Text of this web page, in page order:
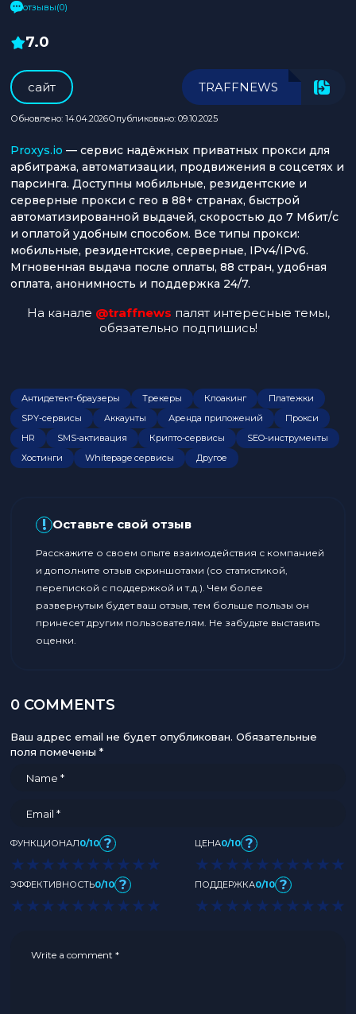
отзывы(0)
7.0
cайт TRAFFNEWS
Обновлено: 14.04.2026Опубликовано: 09.10.2025
Proxys.io — сервис надёжных приватных прокси для
арбитража, автоматизации, продвижения в соцсетях и
парсинга. Доступны мобильные, резидентские и
серверные прокси с гео в 88+ странах, быстрой
автоматизированной выдачей, скоростью до 7 Мбит/с
и оплатой удобным способом. Все типы прокси:
мобильные, резидентские, серверные, IPv4/IPv6.
Мгновенная выдача после оплаты, 88 стран, удобная
оплата, анонимность и поддержка 24/7.
На канале @traffnews палят интересные темы,
обязательно подпишись!
Антидетект-браузеры Трекеры Клоакинг
Платежки
SPY-сервисы
Аккаунты Аренда приложений
Прокси
HR
SMS-активация Крипто-сервисы
SEO-инструменты
Хостинги
Whitepage сервисы Другое
! Оставьте свой отзыв
Расскажите о своем опыте взаимодействия с компанией
и дополните отзыв скриншотами (со статистикой,
перепиской с поддержкой и т.д.). Чем более
развернутым будет ваш отзыв, тем больше пользы он
принесет другим пользователям. Не забудьте выставить
оценки.
0 COMMENTS
Ваш адрес email не будет опубликован. Обязательные
поля помечены *
ФУНКЦИОНАЛ0/10 ?
★ ★ ★ ★ ★ ★ ★ ★ ★ ★
ЦЕНА0/10 ?
★ ★ ★ ★ ★ ★ ★ ★ ★ ★
ЭФФЕКТИВНОСТЬ0/10 ?
★ ★ ★ ★ ★ ★ ★ ★ ★ ★
ПОДДЕРЖКА0/10 ?
★ ★ ★ ★ ★ ★ ★ ★ ★ ★